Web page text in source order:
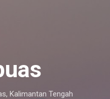
Kalimantan Tengah